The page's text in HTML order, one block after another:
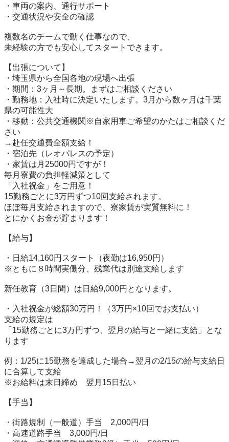
・車両の案内、通行サポート
・交通状況や安全の確認
複数名のチームで動く仕事なので、
未経験の方でも安心してスタートできます。
【出張について】
・埼玉県から全国各地の現場へ出張
・期間：3ヶ月～長期。まずはご相談ください
・勤務地：入社時に決定いたします。3月から数ヶ月は千葉
県の可能性大
・移動：公共交通機関※自家用車ご希望のかたはご相談くだ
さい
→赴任交通費全額支給！
・宿泊先（レオパレスの予定）
・家賃は月25000円ですが！
毎月寮費の負担軽減策として
「入社祝金」をご用意！
15勤務ごとに3万円ずつ10回支給されます。
ほぼ毎月支給されますので、寮家賃が実質無料に！
とにかくお金が貯まります！
【給与】
・日給14,160円スタート（夜勤は16,950円）
※ともに８時間実働分、残業代は別途支給します
新任教育（3日間）は日給9,000円となります。
・入社祝金が総額30万円！（3万円×10回でお支払い）
支給の規定は
「15勤務ごとに3万円ずつ、翌月の給与と一緒に支給」とな
ります
例：1/25に15勤務を達成した場合→翌月の2/15の給与支給日
に合算して支給
※お給料は末日締め　翌月15日払い
【手当】
・街路規制（一般道）手当　2,000円/日
・高速道路手当　3,000円/日